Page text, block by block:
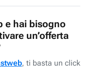
e hai bisogno
un’offerta
, ti basta un click